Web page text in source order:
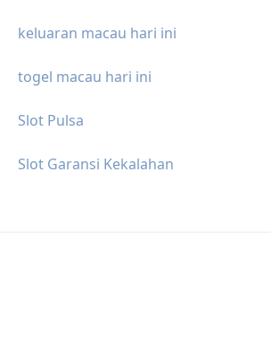
keluaran macau hari ini
togel macau hari ini
Slot Pulsa
Slot Garansi Kekalahan